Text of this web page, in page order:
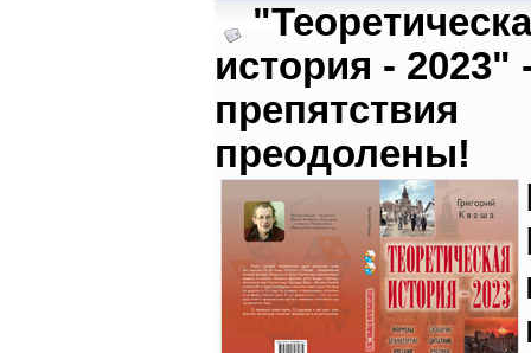
история - 2023"
препятствия
преодолены!